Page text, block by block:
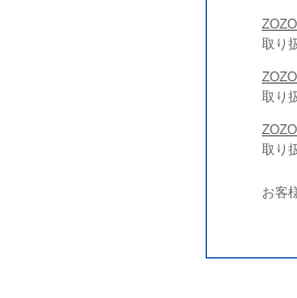
取り
取り
取り
お客